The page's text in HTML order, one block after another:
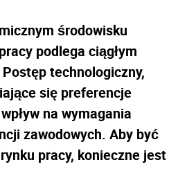
środowisku
podlega ciągłym
technologiczny,
się preferencje
na wymagania
zawodowych. Aby być
pracy, konieczne jest